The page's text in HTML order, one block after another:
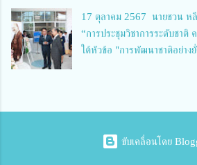
ว่า วิทยาลัยเทคนิคนครสวรรค์เป็นสถานศึกษาขนา
ยาวนาน มีบุคลากร นักเรียน นักศึกษาจำนวนมาก
17 ตุลาคม 2567 นายชวน หลี
“การประชุมวิชาการระดับชาติ
ใต้หัวข้อ "การพัฒนาชาติอย่าง
Technology National
ชาติอยางยั่งยืนด้วยงานวิจัยแล
นทร์พร เดียวตระกูล ผู้เชี่ยวชา
ขับเคลื่อนโดย